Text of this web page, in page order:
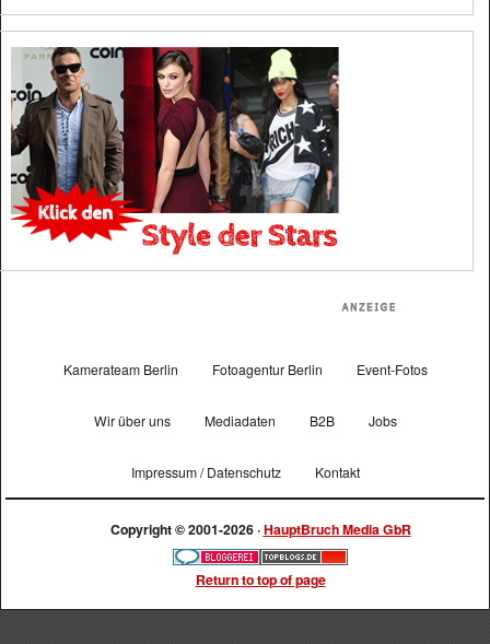
Kamerateam Berlin Fotoagentur Berlin Event-Fotos
Wir über uns Mediadaten B2B Jobs
Impressum / Datenschutz Kontakt
Copyright © 2001-2026 ·HauptBruch Media GbR
Return to top of page